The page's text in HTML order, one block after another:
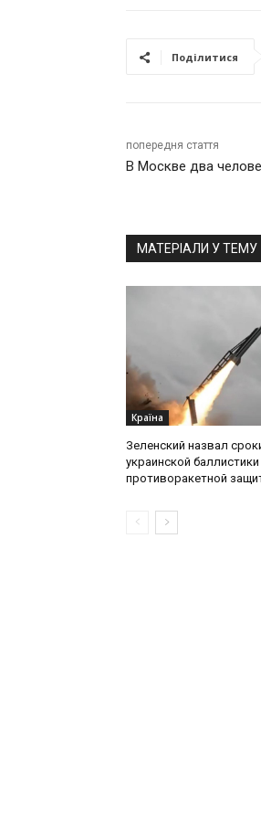
Поділитися
попередня стаття
В Москве два
МАТЕРІАЛИ У ТЕМУ
Країна
Зеленский назвал
украинской
противоракетной